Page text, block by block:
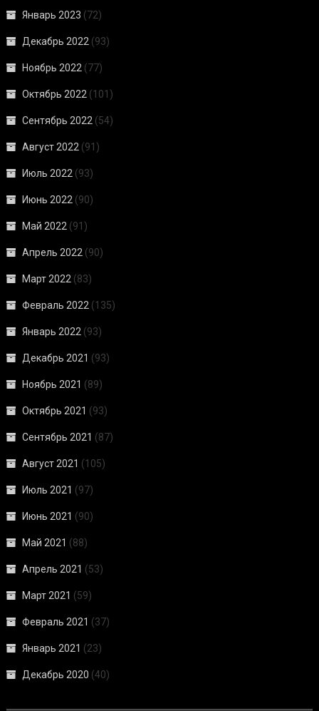
Январь 2023 (72)
Декабрь 2022 (93)
Ноябрь 2022 (77)
Октябрь 2022 (101)
Сентябрь 2022 (54)
Август 2022 (91)
Июль 2022 (93)
Июнь 2022 (90)
Май 2022 (91)
Апрель 2022 (90)
Март 2022 (83)
Февраль 2022 (135)
Январь 2022 (93)
Декабрь 2021 (93)
Ноябрь 2021 (89)
Октябрь 2021 (93)
Сентябрь 2021 (87)
Август 2021 (105)
Июль 2021 (97)
Июнь 2021 (90)
Май 2021 (88)
Апрель 2021 (53)
Март 2021 (59)
Февраль 2021 (37)
Январь 2021 (23)
Декабрь 2020 (40)